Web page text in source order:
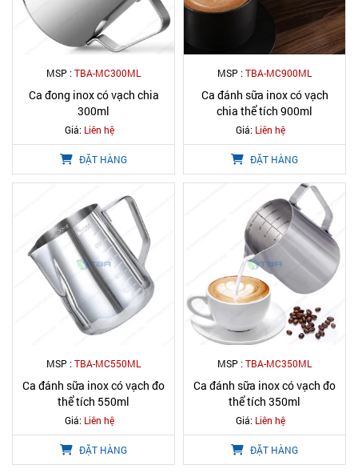
MSP :TBA-MC300ML
Ca đong inox có vạch chia
300ml
Giá: Liên hệ
ĐẶT HÀNG
MSP :TBA-MC900ML
Ca đánh sữa inox có vạch
chia thể tích 900ml
Giá: Liên hệ
ĐẶT HÀNG
MSP :TBA-MC550ML
Ca đánh sữa inox có vạch đo
thể tích 550ml
Giá: Liên hệ
ĐẶT HÀNG
MSP :TBA-MC350ML
Ca đánh sữa inox có vạch đo
thể tích 350ml
Giá: Liên hệ
ĐẶT HÀNG